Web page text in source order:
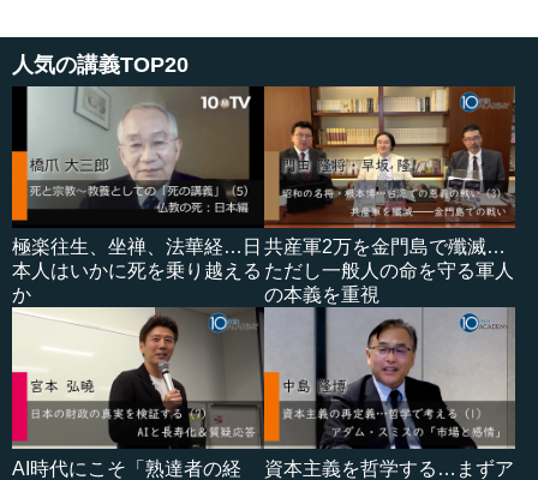
人気の講義TOP20
極楽往生、坐禅、法華経…日
本人はいかに死を乗り越える
か
共産軍2万を金門島で殲滅…
ただし一般人の命を守る軍人
の本義を重視
AI時代にこそ「熟達者の経
資本主義を哲学する…まずア